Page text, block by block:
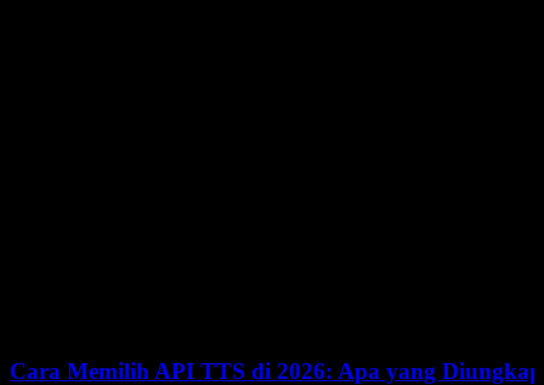
Cara Memilih API TTS di 2026: Apa yang